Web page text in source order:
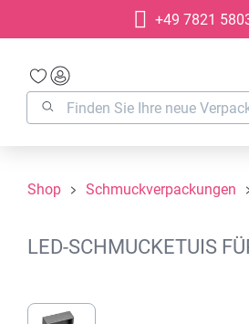
Zur Hauptnavigation
+49 7821
Shop Schmuckverpackungen
LED-SCHMUCKETUIS
Bildergalerie überspringen